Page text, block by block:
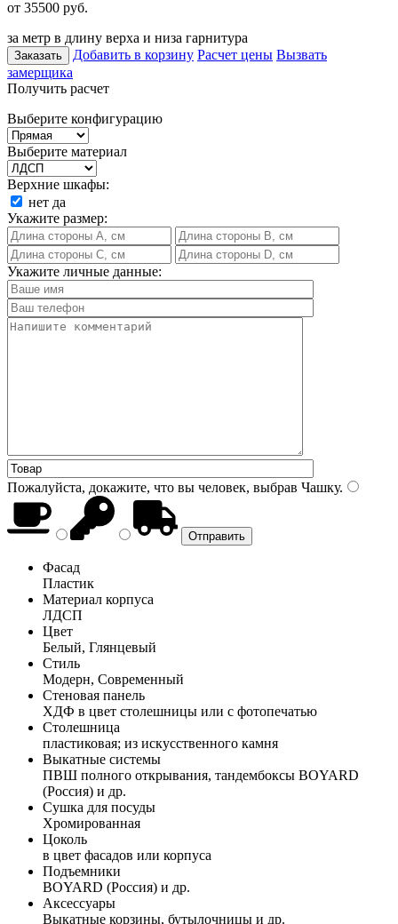
от 35500 руб.
за метр в длину верха и низа гарнитура
Заказать Добавить в корзину Расчет цены Вызвать
замерщика
Получить расчет
Выберите конфигурацию
Выберите материал
Верхние шкафы:
нет да
Укажите размер:
Укажите личные данные:
Пожалуйста, докажите, что вы человек, выбрав Чашку.
Фасад
Пластик
Материал корпуса
ЛДСП
Цвет
Белый, Глянцевый
Стиль
Модерн, Современный
Стеновая панель
ХДФ в цвет столешницы или с фотопечатью
Столешница
пластиковая; из искусственного камня
Выкатные системы
ПВШ полного открывания, тандембоксы BOYARD
(Россия) и др.
Сушка для посуды
Хромированная
Цоколь
в цвет фасадов или корпуса
Подъемники
BOYARD (Россия) и др.
Аксессуары
Выкатные корзины, бутылочницы и др.